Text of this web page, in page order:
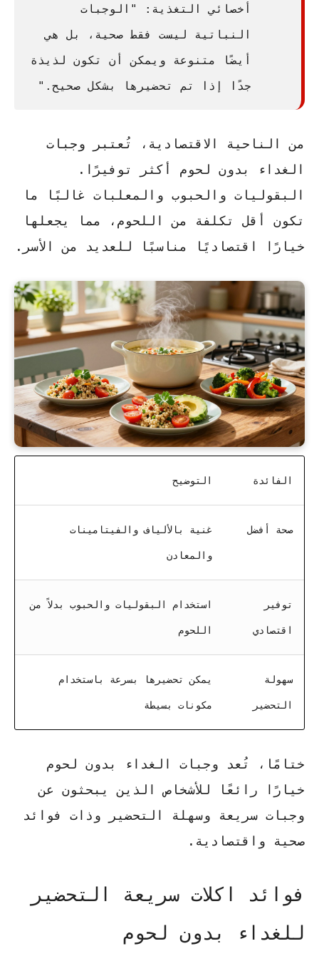
أخصائي التغذية: "الوجبات
النباتية ليست فقط صحية، بل هي
أيضًا متنوعة ويمكن أن تكون لذيذة
جدًا إذا تم تحضيرها بشكل صحيح."
من الناحية الاقتصادية، تُعتبر وجبات
الغداء بدون لحوم أكثر توفيرًا.
البقوليات والحبوب والمعلبات غالبًا ما
تكون أقل تكلفة من اللحوم، مما يجعلها
خيارًا اقتصاديًا مناسبًا للعديد من الأسر.
الفائدة التوضيح
صحة أفضل غنية بالألياف والفيتامينات
والمعادن
توفير
اقتصادي
استخدام البقوليات والحبوب بدلاً من
اللحوم
سهولة
التحضير
يمكن تحضيرها بسرعة باستخدام
مكونات بسيطة
ختامًا، تُعد وجبات الغداء بدون لحوم
خيارًا رائعًا للأشخاص الذين يبحثون عن
وجبات سريعة وسهلة التحضير وذات فوائد
صحية واقتصادية.
فوائد اكلات سريعة التحضير
للغداء بدون لحوم